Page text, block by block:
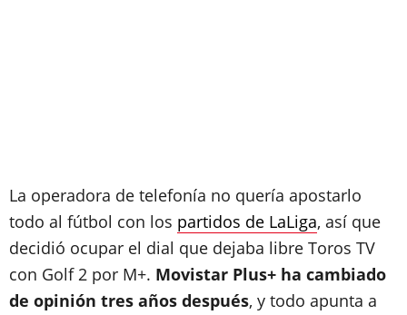
La operadora de telefonía no quería apostarlo
todo al fútbol con los partidos de LaLiga, así que
decidió ocupar el dial que dejaba libre Toros TV
con Golf 2 por M+. Movistar Plus+ ha cambiado
de opinión tres años después, y todo apunta a